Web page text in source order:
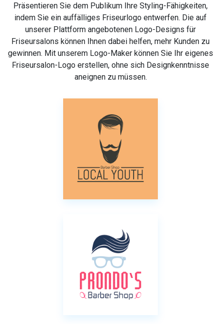
Präsentieren Sie dem Publikum Ihre Styling-Fähigkeiten,
indem Sie ein auffälliges Friseurlogo entwerfen. Die auf
unserer Plattform angebotenen Logo-Designs für
Friseursalons können Ihnen dabei helfen, mehr Kunden zu
gewinnen. Mit unserem Logo-Maker können Sie Ihr eigenes
Friseursalon-Logo erstellen, ohne sich Designkenntnisse
aneignen zu müssen.